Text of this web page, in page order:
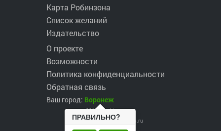
Карта Робинзона
Список желаний
Издательство
О проекте
Возможности
Политика конфиденциальности
Обратная связь
Ваш город: Воронеж
ПРАВИЛЬНО?
2017 ©robinzons.ru
robinzons@robinzons.ru